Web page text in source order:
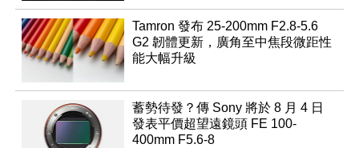
Tamron 發布 25-200mm F2.8-5.6
G2 韌體更新，廣角至中焦段微距性
能大幅升級
蓄勢待發？傳 Sony 將於 8 月 4 日
發表平價超望遠鏡頭 FE 100-
400mm F5.6-8